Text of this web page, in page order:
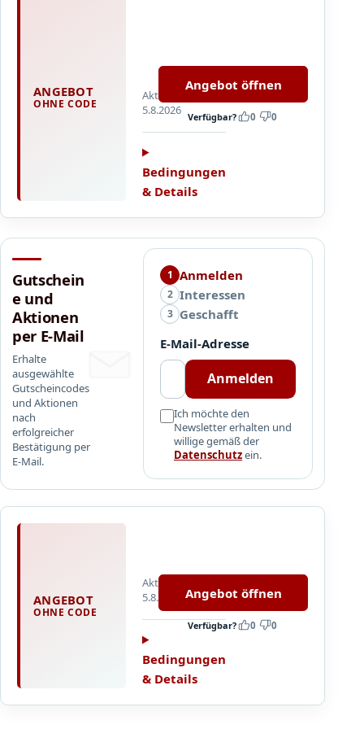
ANGEBOT
OHNE CODE
t
e
&
A
k
t
i
o
n
s
a
n
Angebote
Codes
im
Onlineshop.
Hinweis:
Rohdaten
waren
Platzhalter-
Link,
kein
fester
Rabatt.
Aktualisiert
5.8.2026
Bedingungen
& Details
Angebot öffnen
Verfügbar? 0 0
Gutschein
e und
Aktionen
per E-Mail
Erhalte
ausgewählte
Gutscheincodes
und Aktionen
nach
erfolgreicher
Bestätigung per
E-Mail.
1 Anmelden
2 Interessen
3 Geschafft
E-Mail-Adresse
Anmelden
Ich möchte den
Newsletter erhalten und
willige gemäß der
Datenschutzein.
ANGEBOT
OHNE CODE
i
m
u
n
–
A
t
Aktualisiert
5.8.2026
Bedingungen
& Details
Angebot öffnen
Verfügbar? 0 0